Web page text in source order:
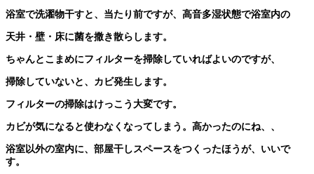
浴室で洗濯物干すと、当たり前ですが、高音多湿状態で浴室内の
天井・壁・床に菌を撒き散らします。
ちゃんとこまめにフィルターを掃除していればよいのですが、
掃除していないと、カビ発生します。
フィルターの掃除はけっこう大変です。
カビが気になると使わなくなってしまう。高かったのにね、、
浴室以外の室内に、部屋干しスペースをつくったほうが、いいで
す。